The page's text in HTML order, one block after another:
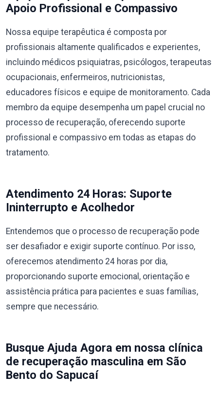
Apoio Profissional e Compassivo
Nossa equipe terapêutica é composta por
profissionais altamente qualificados e experientes,
incluindo médicos psiquiatras, psicólogos, terapeutas
ocupacionais, enfermeiros, nutricionistas,
educadores físicos e equipe de monitoramento. Cada
membro da equipe desempenha um papel crucial no
processo de recuperação, oferecendo suporte
profissional e compassivo em todas as etapas do
tratamento.
Atendimento 24 Horas: Suporte
Ininterrupto e Acolhedor
Entendemos que o processo de recuperação pode
ser desafiador e exigir suporte contínuo. Por isso,
oferecemos atendimento 24 horas por dia,
proporcionando suporte emocional, orientação e
assistência prática para pacientes e suas famílias,
sempre que necessário.
Busque Ajuda Agora em nossa clínica
de recuperação masculina em São
Bento do Sapucaí